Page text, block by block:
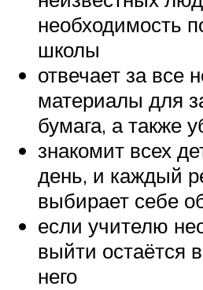
необходимость
школы
отвечает за все
материалы для
бумага, а также
знакомит всех
день, и каждый
выбирает себе
если учителю
выйти остаётся
него